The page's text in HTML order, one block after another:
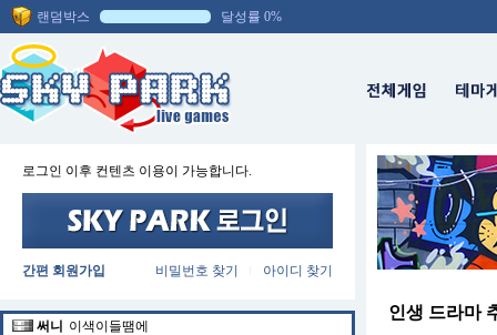
랜덤박스 달성률 0%
로그인 이후 컨텐츠 이용이 가능합니다.
간편 회원가입 아이디 찾기
비밀번호 찾기
돕바 모르지,,
리또속
리또속
ㅎㅎ
돕바 대패 좋아 한다
닥터전자레인지
대패에 원수진 사람인가 ..
닥터전자레인지 ㅋㅋㅋㅋㅋㅋㅋㅋㅋㅋㅋ
써니 하
써니 흐발
닥터전자레인지
싫다
써니 괴롭네
써니
이색이들땜에
인생 드라마